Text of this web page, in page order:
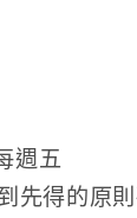
週五
先得的原